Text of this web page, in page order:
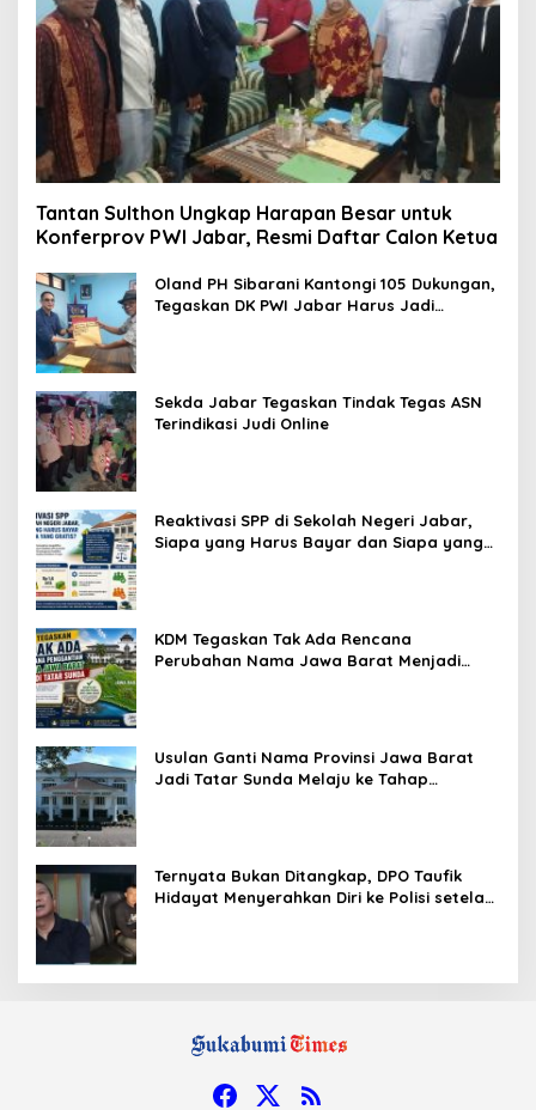
Tantan Sulthon Ungkap Harapan Besar untuk
Konferprov PWI Jabar, Resmi Daftar Calon Ketua
Oland PH Sibarani Kantongi 105 Dukungan,
Tegaskan DK PWI Jabar Harus Jadi
Sekda Jabar Tegaskan Tindak Tegas ASN
Terindikasi Judi Online
Reaktivasi SPP di Sekolah Negeri Jabar,
Siapa yang Harus Bayar dan Siapa yang
KDM Tegaskan Tak Ada Rencana
Perubahan Nama Jawa Barat Menjadi
Usulan Ganti Nama Provinsi Jawa Barat
Jadi Tatar Sunda Melaju ke Tahap
Ternyata Bukan Ditangkap, DPO Taufik
Hidayat Menyerahkan Diri ke Polisi setelah